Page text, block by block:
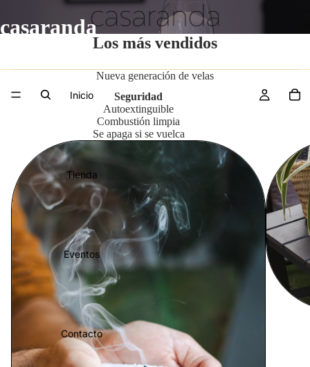
casaranda
Inicio
Tienda
Eventos
Contacto
Los más vendidos
Nueva generación de velas
Seguridad
Autoextinguible
Combustión limpia
Se apaga si se vuelca